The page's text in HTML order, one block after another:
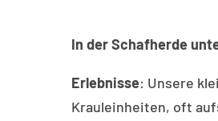
In der Schafherde
Erlebnisse: Unsere
Krauleinheiten, oft